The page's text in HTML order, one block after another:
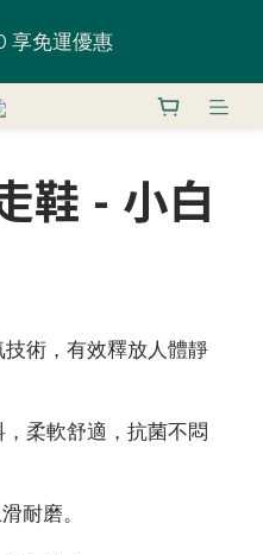
上8折 (請務必登入)｜部
折起
購物金馬上用~
上8折 (請務必登入)｜部
鞋 - 小白
術，有效釋放人體靜
柔軟舒適，抗菌不悶
耐磨。